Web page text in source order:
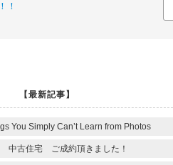
！
【最新記事】
You Simply Can’t Learn from Photos
中古住宅 ご成約頂きました！